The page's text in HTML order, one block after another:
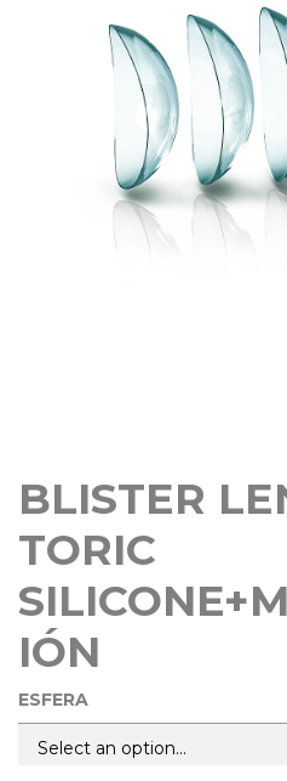
BLISTER
TORIC
IÓN
ESFERA